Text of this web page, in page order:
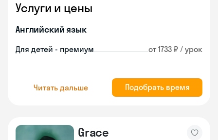
Услуги и цены
Английский язык
Для детей - премиум от 1733 ₽ / урок
Читать дальше Подобрать время
Grace